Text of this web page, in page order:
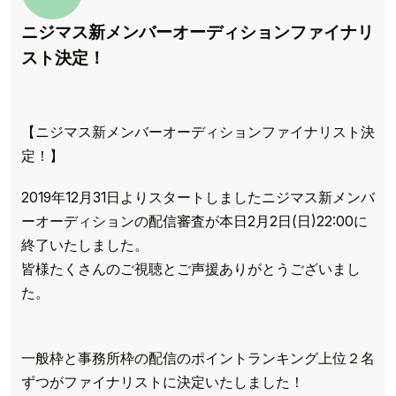
ニジマス新メンバーオーディションファイナリ
スト決定！
【ニジマス新メンバーオーディションファイナリスト決
定！】
2019年12月31日よりスタートしましたニジマス新メンバ
ーオーディションの配信審査が本日2月2日(日)22:00に
終了いたしました。
皆様たくさんのご視聴とご声援ありがとうございまし
た。
一般枠と事務所枠の配信のポイントランキング上位２名
ずつがファイナリストに決定いたしました！